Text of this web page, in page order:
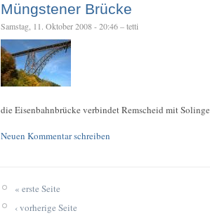
Müngstener Brücke
Samstag, 11. Oktober 2008 - 20:46 – tetti
die Eisenbahnbrücke verbindet Remscheid mit
Neuen Kommentar schreiben
« erste Seite
‹ vorherige Seite